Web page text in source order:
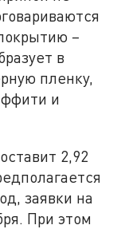
–
в
пленку,
и
2,92
заявки на
При этом